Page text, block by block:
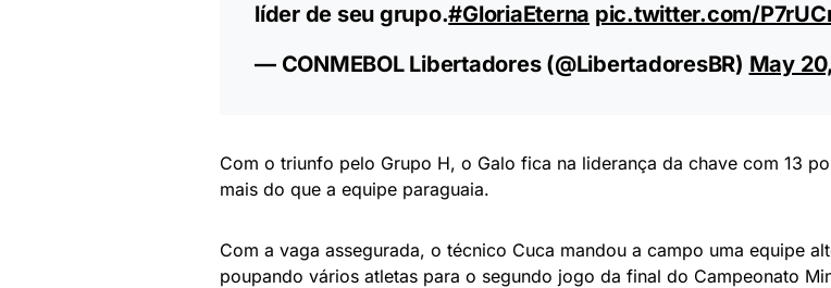
líder de seu grupo.#GloriaEterna pic.twitter.com/
— CONMEBOL Libertadores (@LibertadoresBR) May
Com o triunfo pelo Grupo H, o Galo fica na liderança da chave com 13
mais do que a equipe paraguaia.
Com a vaga assegurada, o técnico Cuca mandou a campo uma equipe
poupando vários atletas para o segundo jogo da final do Campeonato